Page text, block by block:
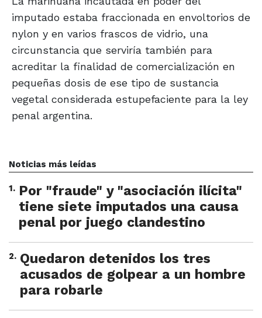
imputado estaba fraccionada en envoltorios de
nylon y en varios frascos de vidrio, una
circunstancia que serviría también para
acreditar la finalidad de comercialización en
pequeñas dosis de ese tipo de sustancia
vegetal considerada estupefaciente para la ley
penal argentina.
Noticias más leídas
1. Por "fraude" y "asociación ilícita"
tiene siete imputados una causa
penal por juego clandestino
2. Quedaron detenidos los tres
acusados de golpear a un hombre
para robarle